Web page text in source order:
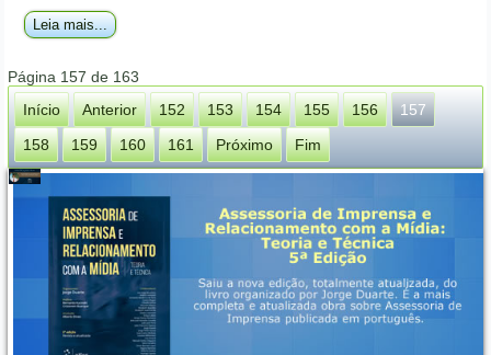
Leia mais...
Página 157 de 163
Início
Anterior 152 153 154 155 156
157
158
159 160 161 Próximo Fim